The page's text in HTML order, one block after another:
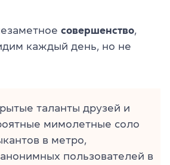
совершенство
каждый день, но не
таланты друзей и
мимолетные соло
в метро,
пользователей в